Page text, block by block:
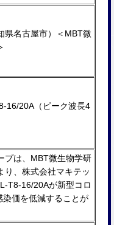
名古屋市）＜MBT微
16/20A（ピーク波⻑4
プは、MBT微生物学研
り、株式会社マキテッ
T8-16/20Aが新型コロ
染価を低減することが